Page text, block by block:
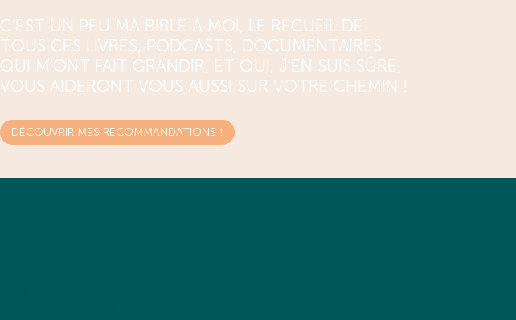
C’EST UN PEU MA BIBLE À MOI, LE RECUEIL DE
TOUS CES LIVRES, PODCASTS, DOCUMENTAIRES
QUI M’ONT FAIT GRANDIR, ET QUI, J’EN SUIS SÛRE,
VOUS AIDERONT VOUS AUSSI SUR VOTRE CHEMIN !
DÉCOUVRIR MES RECOMMANDATIONS !